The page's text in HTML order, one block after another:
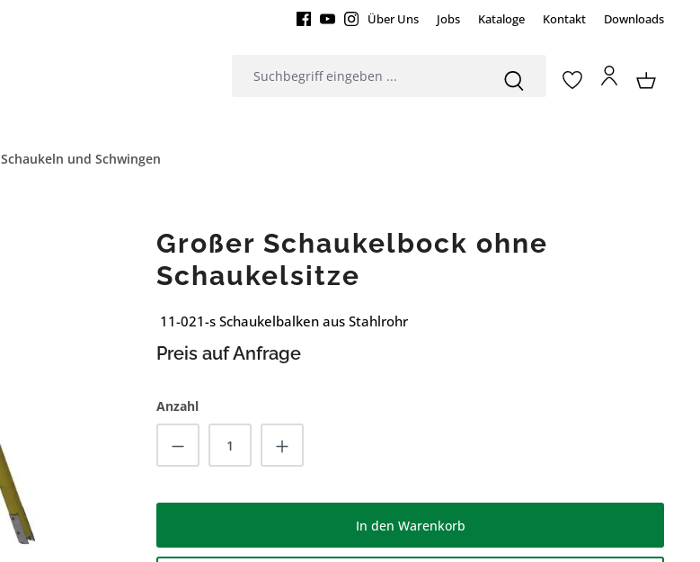
Über Uns Jobs Kataloge Kontakt Downloads
Schaukeln und Schwingen
Großer Schaukelbock ohne
Schaukelsitze
11-021-s Schaukelbalken aus Stahlrohr
Preis auf Anfrage
Anzahl
Produkt Anzahl: Gib den gewünschten Wert ein
In den Warenkorb